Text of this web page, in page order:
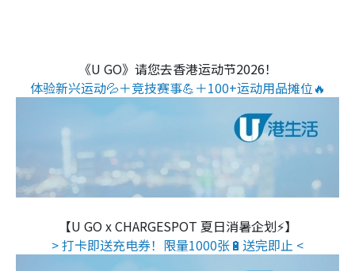
《U GO》请您去香港运动节2026！
体验新兴运动💦＋竞技赛事💪＋100+运动用品摊位🔥
【U GO x CHARGESPOT 夏日消暑企划⚡】
> 打卡即送充电券！限量1000张🔋送完即止 <